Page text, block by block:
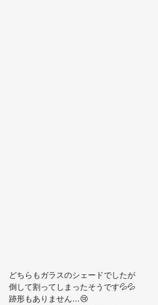
どちらもガラスのシェードでしたが
倒して割ってしまったそうです💦💦
跡形もありません…😢